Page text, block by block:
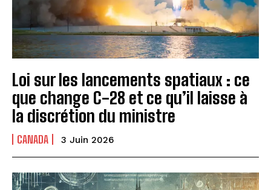
Loi sur les lancements spatiaux : ce
que change C-28 et ce qu’il laisse à
la discrétion du ministre
CANADA 3 Juin 2026